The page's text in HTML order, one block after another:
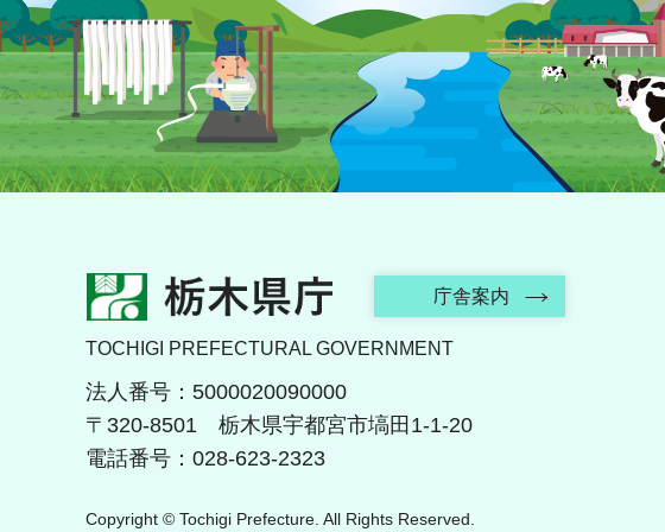
栃木県庁 庁舎案内
TOCHIGI PREFECTURAL GOVERNMENT
法人番号：5000020090000
〒320-8501 栃木県宇都宮市塙田1-1-20
電話番号：028-623-2323
Copyright © Tochigi Prefecture. All Rights Reserved.